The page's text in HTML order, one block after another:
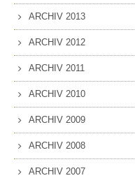
ARCHIV 2013
ARCHIV 2012
ARCHIV 2011
ARCHIV 2010
ARCHIV 2009
ARCHIV 2008
ARCHIV 2007